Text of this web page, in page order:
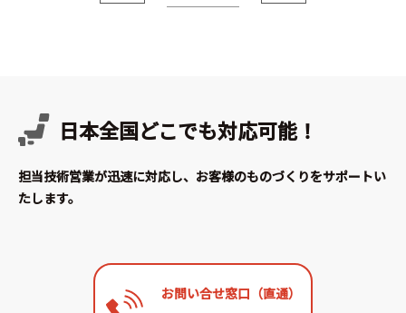
日本全国どこでも対応可能！
担当技術営業が迅速に対応し、お客様のものづくりをサポートい
たします。
お問い合せ窓口（直通）